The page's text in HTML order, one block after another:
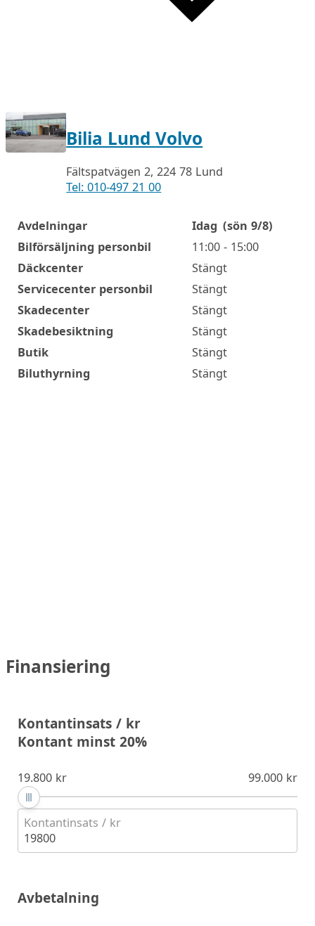
Bilia Lund Volvo
Fältspatvägen 2, 224 78 Lund
Tel: 010-497 21 00
Öppettider
Avdelningar Idag (sön 9/8)
Bilförsäljning personbil
11:00 - 15:00
Däckcenter
Stängt
Servicecenter personbil
Stängt
Skadecenter
Stängt
Skadebesiktning
Stängt
Butik
Stängt
Biluthyrning
Stängt
Finansiering
Kontantinsats / kr
Kontant minst 20%
19.800 kr 99.000 kr
Kontantinsats / kr
19800
Avbetalning